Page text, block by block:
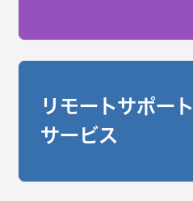
リモートサポート
サービス